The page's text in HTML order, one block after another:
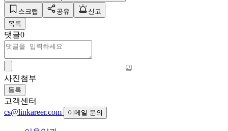
스크랩 공유
신고
목록
댓글0
사진첨부
등록
고객센터
cs@linkareer.com
이메일 문의